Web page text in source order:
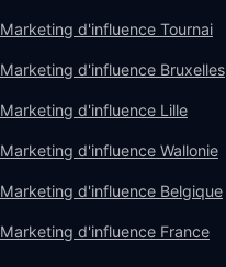
Marketing d'influence Tournai
Marketing d'influence Bruxelles
Marketing d'influence Lille
Marketing d'influence Wallonie
Marketing d'influence Belgique
Marketing d'influence France